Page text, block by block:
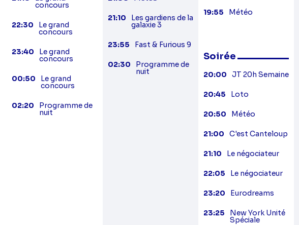
concours
22:30 Le grand
concours
23:40 Le grand
concours
00:50 Le grand
concours
02:20 Programme de
nuit
21:10 Les gardiens de la
galaxie 3
23:55 Fast & Furious 9
02:30 Programme de
nuit
19:55 Météo
Soirée
20:00 JT 20h Semaine
20:45 Loto
20:50 Météo
21:00 C'est Canteloup
21:10 Le négociateur
22:05 Le négociateur
23:20 Eurodreams
23:25 New York Unité
Spéciale